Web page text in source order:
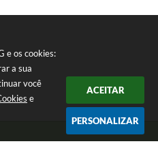
e os cookies:
a sua
você
e
ACEITAR
PERSONALIZAR
99971-1768